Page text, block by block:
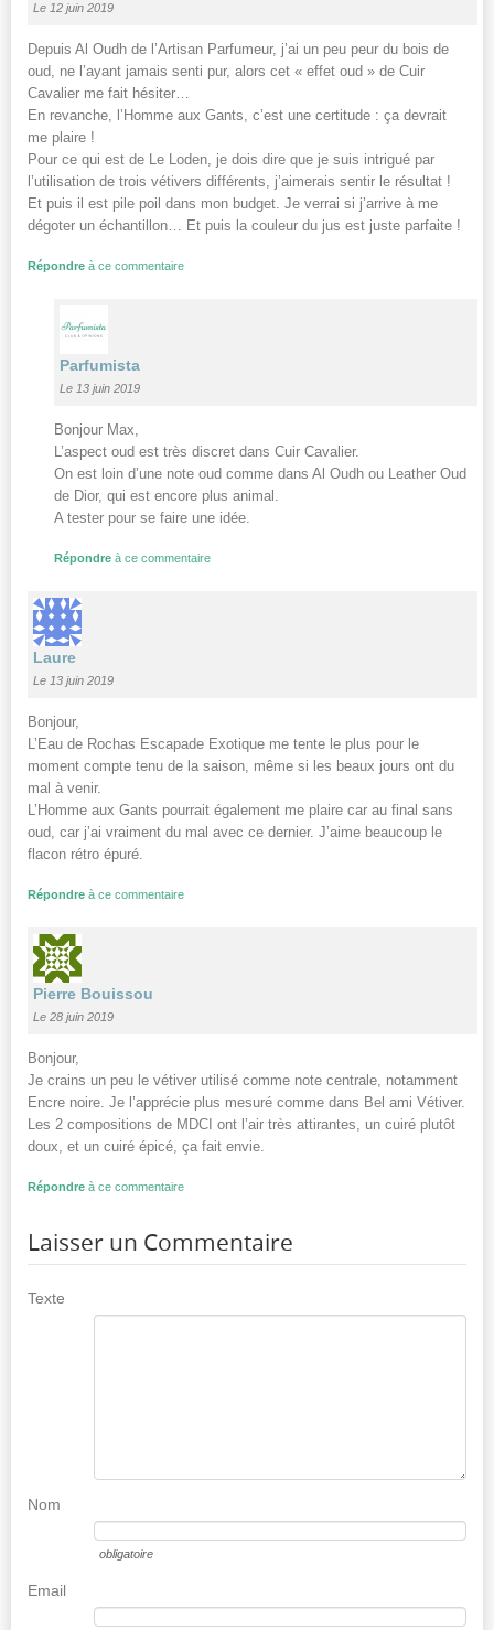
Le 12 juin 2019
Depuis Al Oudh de l’Artisan Parfumeur, j’ai un peu peur du bois de
oud, ne l’ayant jamais senti pur, alors cet « effet oud » de Cuir
Cavalier me fait hésiter…
En revanche, l’Homme aux Gants, c’est une certitude : ça devrait
me plaire !
Pour ce qui est de Le Loden, je dois dire que je suis intrigué par
l’utilisation de trois vétivers différents, j’aimerais sentir le résultat !
Et puis il est pile poil dans mon budget. Je verrai si j’arrive à me
dégoter un échantillon… Et puis la couleur du jus est juste parfaite !
Répondre à ce commentaire
Parfumista
Le 13 juin 2019
Bonjour Max,
L’aspect oud est très discret dans Cuir Cavalier.
On est loin d’une note oud comme dans Al Oudh ou Leather Oud
de Dior, qui est encore plus animal.
A tester pour se faire une idée.
Répondre à ce commentaire
Laure
Le 13 juin 2019
Bonjour,
L’Eau de Rochas Escapade Exotique me tente le plus pour le
moment compte tenu de la saison, même si les beaux jours ont du
mal à venir.
L’Homme aux Gants pourrait également me plaire car au final sans
oud, car j’ai vraiment du mal avec ce dernier. J’aime beaucoup le
flacon rétro épuré.
Répondre à ce commentaire
Pierre Bouissou
Le 28 juin 2019
Bonjour,
Je crains un peu le vétiver utilisé comme note centrale, notamment
Encre noire. Je l’apprécie plus mesuré comme dans Bel ami Vétiver.
Les 2 compositions de MDCI ont l’air très attirantes, un cuiré plutôt
doux, et un cuiré épicé, ça fait envie.
Répondre à ce commentaire
Laisser un Commentaire
Texte
Nom
obligatoire
Email